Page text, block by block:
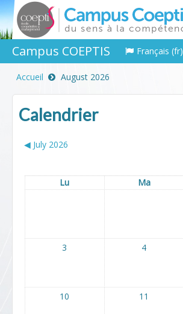
Campus COEPTIS Français ‎(fr)‎
Accueil August 2026
Calendrier
◀︎ July 2026
Lu Ma
3 4
10 11